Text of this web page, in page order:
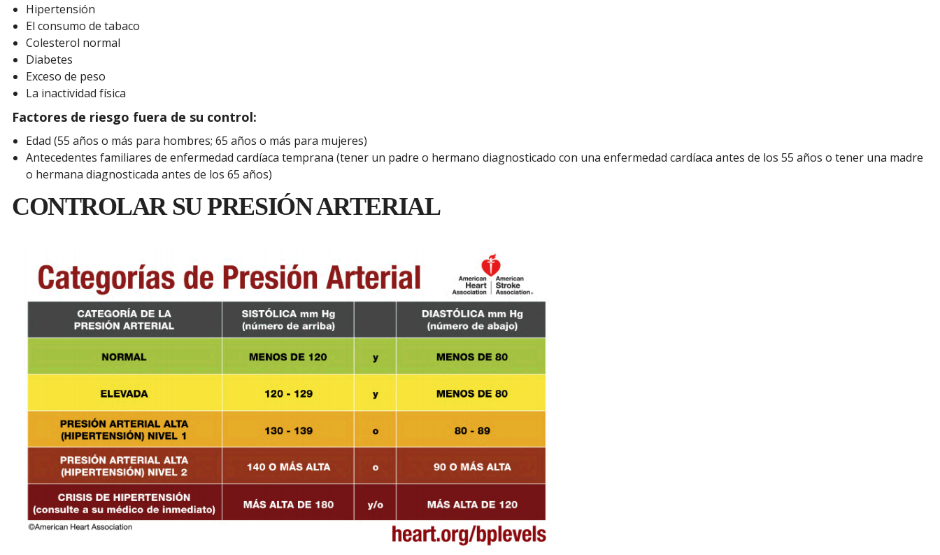
Hipertensión
El consumo de tabaco
Colesterol normal
Diabetes
Exceso de peso
La inactividad física
Factores de riesgo fuera de su control:
Edad (55 años o más para hombres; 65 años o más para mujeres)
Antecedentes familiares de enfermedad cardíaca temprana (tener un padre o hermano diagnosticado con una enfermedad cardíaca antes de los 55 años o tener una madre
o hermana diagnosticada antes de los 65 años)
CONTROLAR SU PRESIÓN ARTERIAL